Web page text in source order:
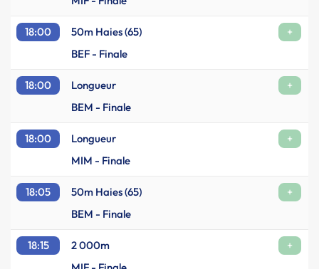
18:00 50m Haies (65)
+
BEF - Finale
18:00 Longueur
+
BEM - Finale
18:00 Longueur
+
MIM - Finale
18:05 50m Haies (65)
+
BEM - Finale
18:15 2 000m
+